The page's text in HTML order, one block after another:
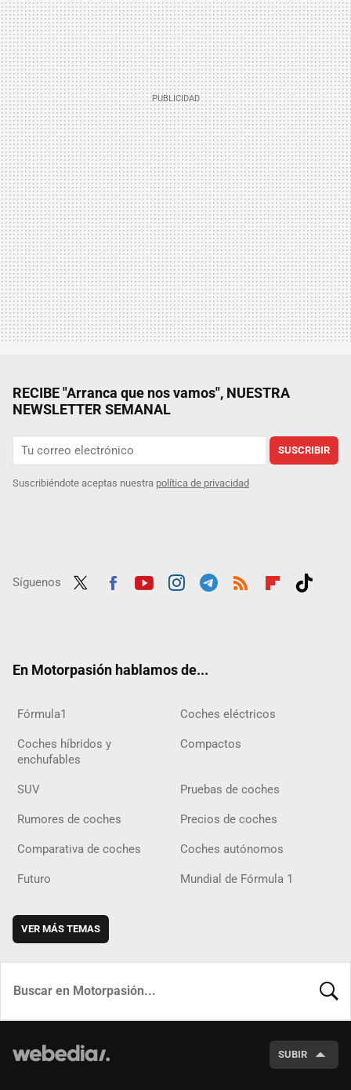
RECIBE "Arranca que nos vamos", NUESTRA
NEWSLETTER SEMANAL
SUSCRIBIR
Suscribiéndote aceptas nuestra política de privacidad
Síguenos
En Motorpasión hablamos de...
Fórmula1 Coches eléctricos
Coches híbridos y
enchufables
Compactos
SUV Pruebas de coches
Rumores de coches Precios de coches
Comparativa de coches Coches autónomos
Futuro Mundial de Fórmula 1
VER MÁS TEMAS
SUBIR